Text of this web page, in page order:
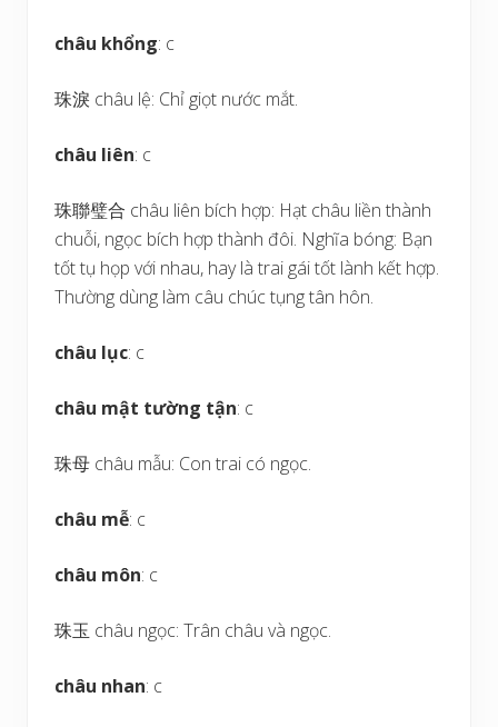
châu khổng: c
珠淚 châu lệ: Chỉ giọt nước mắt.
châu liên: c
珠聯璧合 châu liên bích hợp: Hạt châu liền thành
chuỗi, ngọc bích hợp thành đôi. Nghĩa bóng: Bạn
tốt tụ họp với nhau, hay là trai gái tốt lành kết hợp.
Thường dùng làm câu chúc tụng tân hôn.
châu lục: c
châu mật tường tận: c
珠母 châu mẫu: Con trai có ngọc.
châu mễ: c
châu môn: c
珠玉 châu ngọc: Trân châu và ngọc.
châu nhan: c